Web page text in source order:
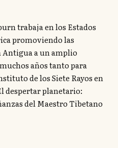
trabaja en los Estados
promoviendo las
Antigua a un amplio
años tanto para
de los Siete Rayos en
despertar planetario:
del Maestro Tibetano